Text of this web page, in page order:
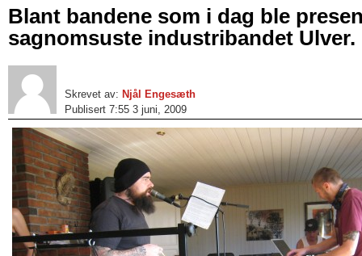
Blant bandene som i dag ble
sagnomsuste industribandet Ulver.
Skrevet av: Njål Engesæth
Publisert 7:55 3 juni, 2009